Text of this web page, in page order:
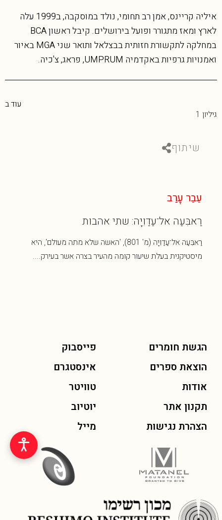
איליה קריינס, אמן רב תחומי, נולד במוסקבה, ב1999 עלה
לארץ ומאז מתגורר ופועל בירושלים. קיבל ראשון BCA
במחלקה לתקשורת חזותית בבצלאל ותואר שני MGA באיור
ואמנויות גרפיות באקדמיה UMPRUM, פראג, צ'כיה.
עוד ב
גיליון 1
שיתוף
עֵבֵר עׇרַב
רַאבִּעַה אל־עַדַוִיָה: שתי אהבות
רַאבִּעַה אל־עַדַוִיָה (מ' 801), 'האשה שלא מתה מעולם', היא
מיסטיקנית בעלת שיעור קומה מהעיר בצרה אשר בעירק....
הגשת חומרים
הוצאת ספרים
אודות
תקנון אתר
הצהרת נגישות
פייסבוק
אינסטגרם
טוויטר
יוטיוב
מייל